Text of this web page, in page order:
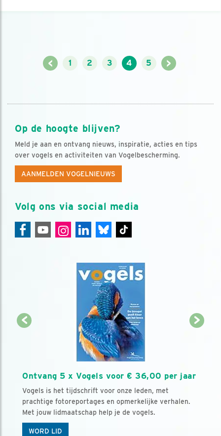
< 1 2 3 4 5 >
Op de hoogte blijven?
Meld je aan en ontvang nieuws, inspiratie, acties en tips
over vogels en activiteiten van Vogelbescherming.
AANMELDEN VOGELNIEUWS
Volg ons via social media
Ontvang 5 x Vogels voor € 36,00 per jaar
Vogels is het tijdschrift voor onze leden, met
prachtige fotoreportages en opmerkelijke verhalen.
Met jouw lidmaatschap help je de vogels.
WORD LID